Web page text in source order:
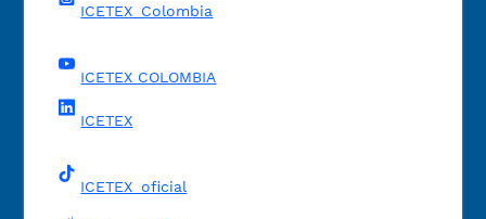
ICETEX_Colombia
ICETEX COLOMBIA
ICETEX
ICETEX_oficial